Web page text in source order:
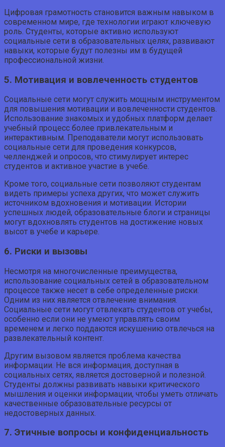
Цифровая грамотность становится важным навыком в
современном мире, где технологии играют ключевую
роль. Студенты, которые активно используют
социальные сети в образовательных целях, развивают
навыки, которые будут полезны им в будущей
профессиональной жизни.
5. Мотивация и вовлеченность студентов
Социальные сети могут служить мощным инструментом
для повышения мотивации и вовлеченности студентов.
Использование знакомых и удобных платформ делает
учебный процесс более привлекательным и
интерактивным. Преподаватели могут использовать
социальные сети для проведения конкурсов,
челленджей и опросов, что стимулирует интерес
студентов и активное участие в учебе.
Кроме того, социальные сети позволяют студентам
видеть примеры успеха других, что может служить
источником вдохновения и мотивации. Истории
успешных людей, образовательные блоги и страницы
могут вдохновлять студентов на достижение новых
высот в учебе и карьере.
6. Риски и вызовы
Несмотря на многочисленные преимущества,
использование социальных сетей в образовательном
процессе также несет в себе определенные риски.
Одним из них является отвлечение внимания.
Социальные сети могут отвлекать студентов от учебы,
особенно если они не умеют управлять своим
временем и легко поддаются искушению отвлечься на
развлекательный контент.
Другим вызовом является проблема качества
информации. Не вся информация, доступная в
социальных сетях, является достоверной и полезной.
Студенты должны развивать навыки критического
мышления и оценки информации, чтобы уметь отличать
качественные образовательные ресурсы от
недостоверных данных.
7. Этичные вопросы и конфиденциальность